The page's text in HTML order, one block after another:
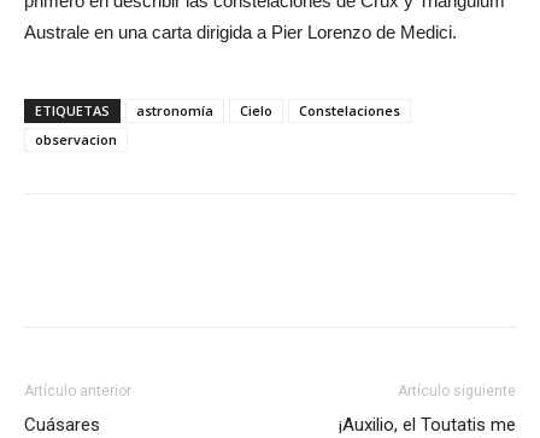
Australe en una carta dirigida a Pier Lorenzo de Medici.
ETIQUETAS astronomía Cielo
Constelaciones
observacion
Artículo anterior
Cuásares
Artículo siguiente
¡Auxilio, el Toutatis me